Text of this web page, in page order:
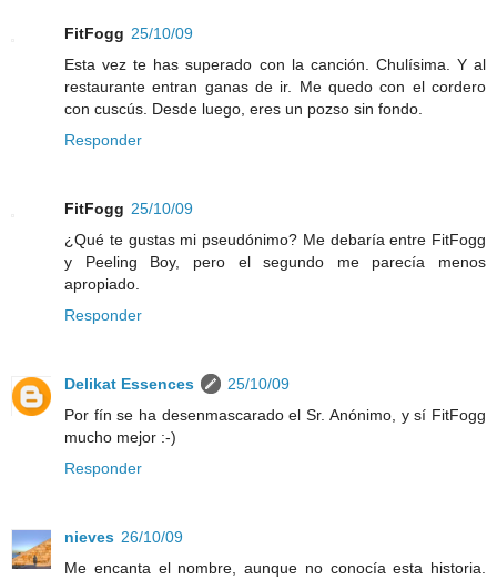
FitFogg 25/10/09
Esta vez te has superado con la canción. Chulísima. Y al
restaurante entran ganas de ir. Me quedo con el cordero
con cuscús. Desde luego, eres un pozso sin fondo.
Responder
FitFogg 25/10/09
¿Qué te gustas mi pseudónimo? Me debaría entre FitFogg
y Peeling Boy, pero el segundo me parecía menos
apropiado.
Responder
Delikat Essences
25/10/09
Por fín se ha desenmascarado el Sr. Anónimo, y sí FitFogg
mucho mejor :-)
Responder
nieves 26/10/09
Me encanta el nombre, aunque no conocía esta historia.